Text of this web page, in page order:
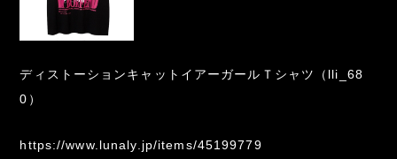
ディストーションキャットイアーガールＴシャツ（lli_68
0）
https://www.lunaly.jp/items/45199779